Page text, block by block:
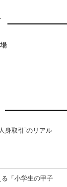
身取引”のリアル
「小学生の甲子